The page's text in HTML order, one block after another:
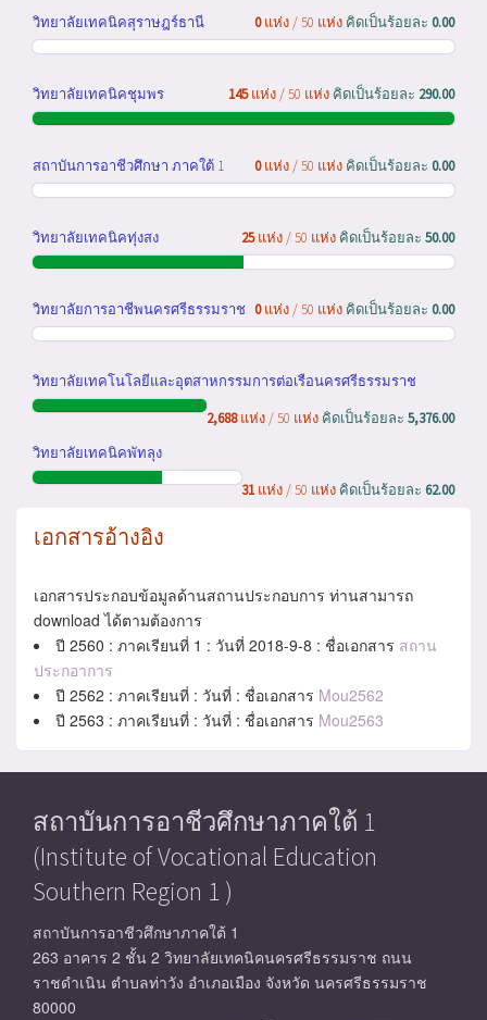
วิทยาลัยเทคนิคสุราษฎร์ธานี 0แห่ง / 50 แห่ง คิดเป็นร้อยละ 0.00
วิทยาลัยเทคนิคชุมพร 145แห่ง / 50 แห่ง คิดเป็นร้อยละ 290.00
สถาบันการอาชีวศึกษา ภาคใต้ 1 0แห่ง / 50 แห่ง คิดเป็นร้อยละ 0.00
วิทยาลัยเทคนิคทุ่งสง 25แห่ง / 50 แห่ง คิดเป็นร้อยละ 50.00
วิทยาลัยการอาชีพนครศรีธรรมราช 0แห่ง / 50 แห่ง คิดเป็นร้อยละ 0.00
วิทยาลัยเทคโนโลยีและอุตสาหกรรมการต่อเรือนครศรีธรรมราช
2,688แห่ง / 50 แห่ง คิดเป็นร้อยละ 5,376.00
วิทยาลัยเทคนิคพัทลุง
31แห่ง / 50 แห่ง คิดเป็นร้อยละ 62.00
เอกสารอ้างอิง
เอกสารประกอบข้อมูลด้านสถานประกอบการ ท่านสามารถ
download ได้ตามต้องการ
ปี 2560 : ภาคเรียนที่ 1 : วันที่ 2018-9-8 : ชื่อเอกสาร สถาน
ประกอาการ
ปี 2562 : ภาคเรียนที่ : วันที่ : ชื่อเอกสาร Mou2562
ปี 2563 : ภาคเรียนที่ : วันที่ : ชื่อเอกสาร Mou2563
สถาบันการอาชีวศึกษาภาคใต้ 1
(Institute of Vocational Education
Southern Region 1 )
สถาบันการอาชีวศึกษาภาคใต้ 1
263 อาคาร 2 ชั้น 2 วิทยาลัยเทคนิคนครศรีธรรมราช ถนน
ราชดำเนิน ตำบลท่าวัง อำเภอเมือง จังหวัด นครศรีธรรมราช
80000